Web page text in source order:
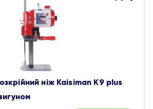
ніж Kaisiman K9 plus